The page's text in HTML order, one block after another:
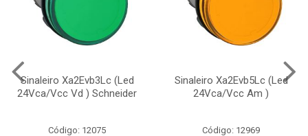
Sinaleiro Xa2Evb3Lc (Led
24Vca/Vcc Vd ) Schneider
Código: 12075
Sinaleiro Xa2Evb5Lc (Led
24Vca/Vcc Am )
Código: 12969